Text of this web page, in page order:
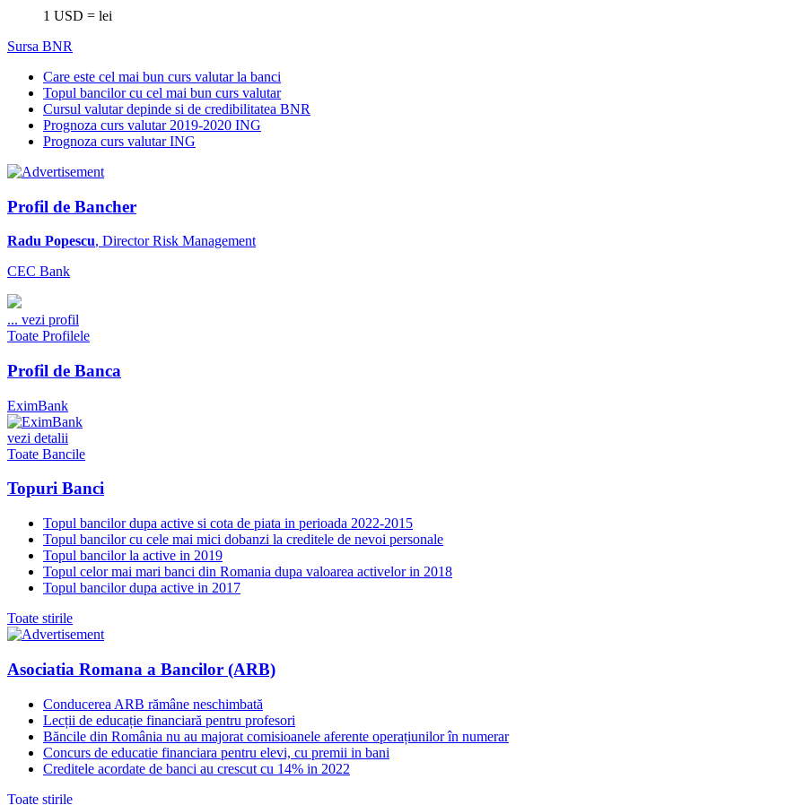
1 USD = lei
Sursa BNR
Care este cel mai bun curs valutar la banci
Topul bancilor cu cel mai bun curs valutar
Cursul valutar depinde si de credibilitatea BNR
Prognoza curs valutar 2019-2020 ING
Prognoza curs valutar ING
Profil de Bancher
Radu Popescu, Director Risk Management
CEC Bank
... vezi profil
Toate Profilele
Profil de Banca
EximBank
vezi detalii
Toate Bancile
Topuri Banci
Topul bancilor dupa active si cota de piata in perioada 2022-2015
Topul bancilor cu cele mai mici dobanzi la creditele de nevoi personale
Topul bancilor la active in 2019
Topul celor mai mari banci din Romania dupa valoarea activelor in 2018
Topul bancilor dupa active in 2017
Toate stirile
Asociatia Romana a Bancilor (ARB)
Conducerea ARB rămâne neschimbată
Lecții de educație financiară pentru profesori
Băncile din România nu au majorat comisioanele aferente operațiunilor în numerar
Concurs de educatie financiara pentru elevi, cu premii in bani
Creditele acordate de banci au crescut cu 14% in 2022
Toate stirile